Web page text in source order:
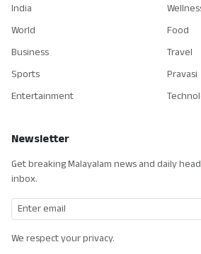
India
World
Business
Sports
Entertainment
Food
Travel
Pravasi
Newsletter
Get breaking Malayalam news and daily
inbox.
We respect your privacy.